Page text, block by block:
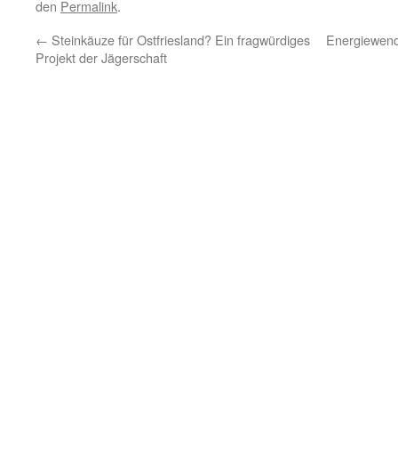
den Permalink.
← Steinkäuze für Ostfriesland? Ein fragwürdiges
Projekt der Jägerschaft